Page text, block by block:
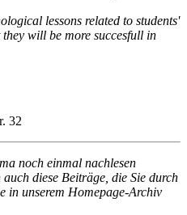
lessons related to students'
will be more succesfull in
32
noch einmal nachlesen
diese Beiträge, die Sie durch
in unserem Homepage-Archiv